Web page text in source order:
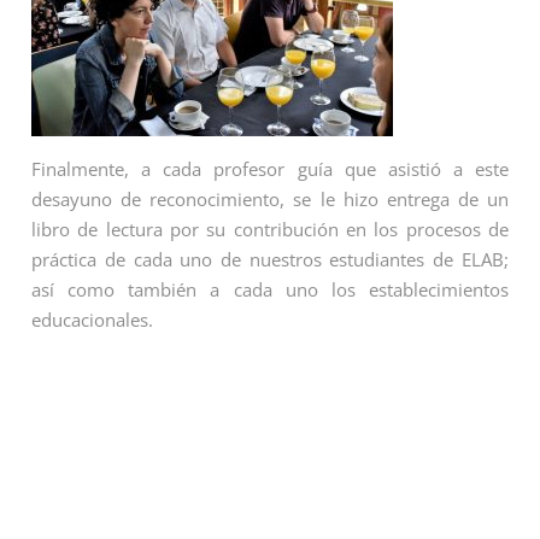
Finalmente, a cada profesor guía que asistió a este
desayuno de reconocimiento, se le hizo entrega de un
libro de lectura por su contribución en los procesos de
práctica de cada uno de nuestros estudiantes de ELAB;
así como también a cada uno los establecimientos
educacionales.